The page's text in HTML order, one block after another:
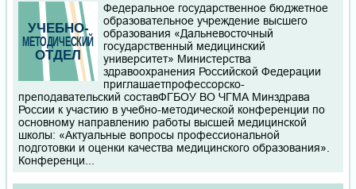
Федеральное государственное бюджетное
образовательное учреждение высшего
образования «Дальневосточный
государственный медицинский
университет» Министерства
здравоохранения Российской Федерации
приглашаетпрофессорско-
преподавательский составФГБОУ ВО ЧГМА Минздрава
России к участию в учебно-методической конференции по
основному направлению работы высшей медицинской
школы: «Актуальные вопросы профессиональной
подготовки и оценки качества медицинского образования».
Конференци...